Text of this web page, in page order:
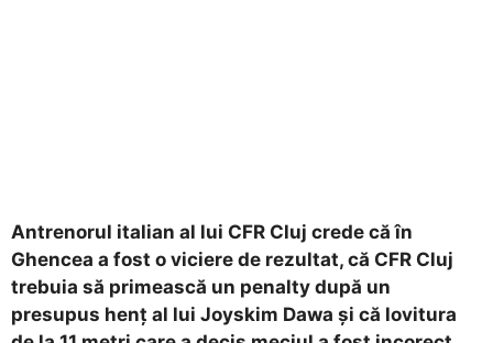
Antrenorul italian al lui CFR Cluj crede că în
Ghencea a fost o viciere de rezultat, că CFR Cluj
trebuia să primească un penalty după un
presupus henț al lui Joyskim Dawa și că lovitura